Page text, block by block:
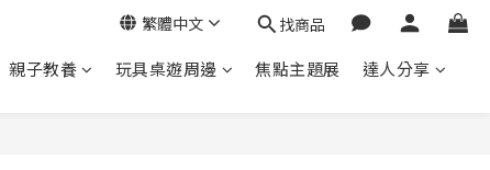
繁體中文 找商品
親子教養 玩具桌遊周邊 焦點主題展 達人分享